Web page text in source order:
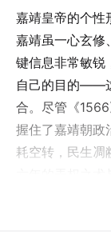
嘉靖皇帝的个性
嘉靖虽一心玄修
键信息非常敏锐
自己的目的——
合。尽管《
握住了嘉靖朝政
耗空转，民生凋
六年的弄权之
到底经历了什